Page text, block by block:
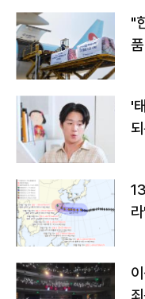
"
'